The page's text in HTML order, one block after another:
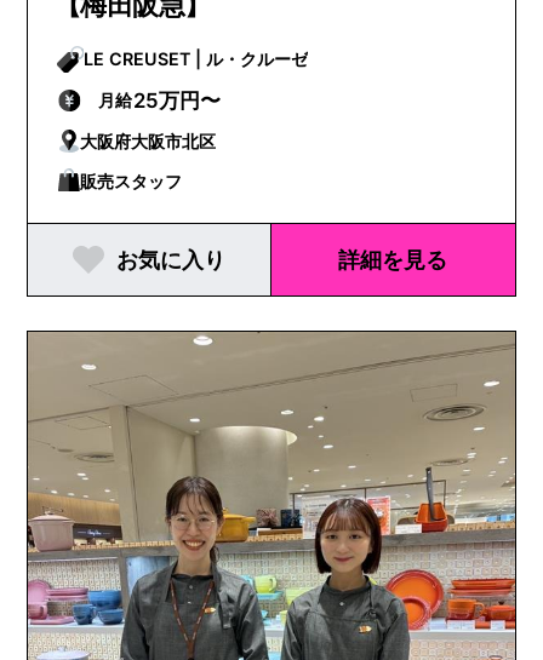
LE CREUSET | ル・クルーゼ
月給25万円〜
大阪府大阪市北区
販売スタッフ
お気に入り 詳細を見る